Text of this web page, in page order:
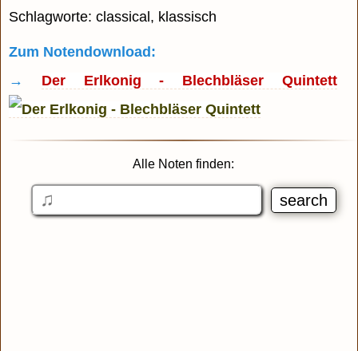
Schlagworte: classical, klassisch
Zum Notendownload:
→ Der Erlkonig - Blechbläser Quintett
Alle Noten finden: